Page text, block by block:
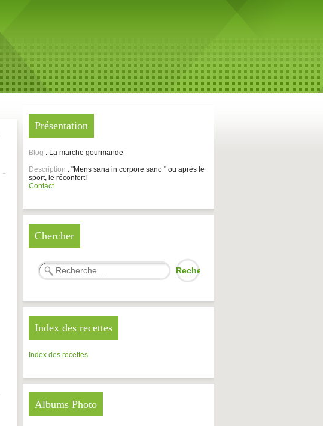
Présentation
Blog : La marche gourmande
Description : "Mens sana in corpore sano " ou après le
sport, le réconfort!
Contact
Chercher
Index des recettes
Index des recettes
Albums Photo